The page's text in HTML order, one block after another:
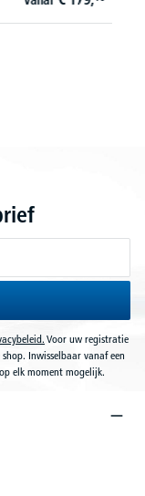
Voor uw registratie
Inwisselbaar vanaf een
elk moment mogelijk.